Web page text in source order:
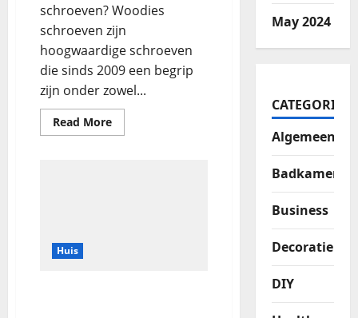
schroeven? Woodies
schroeven zijn
hoogwaardige schroeven
die sinds 2009 een begrip
zijn onder zowel...
Read More
Huis
May 2024
CATEGORIES
Algemeen
Badkamer
Business
Decoratie
DIY